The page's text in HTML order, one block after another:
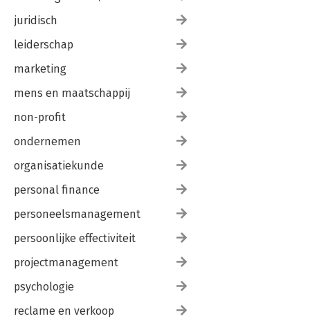
juridisch
leiderschap
marketing
mens en maatschappij
non-profit
ondernemen
organisatiekunde
personal finance
personeelsmanagement
persoonlijke effectiviteit
projectmanagement
psychologie
reclame en verkoop